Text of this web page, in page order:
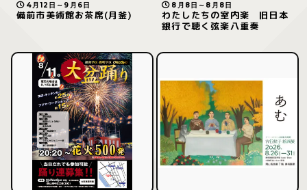
4月12日～9月6日
備前市美術館お茶席(月釜)
8月8日～8月8日
わたしたちの室内楽 旧日本
銀行で聴く弦楽八重奏